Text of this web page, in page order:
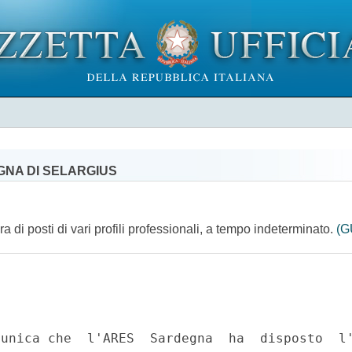
DI SELARGIUS
di posti di vari profili professionali, a tempo indeterminato.